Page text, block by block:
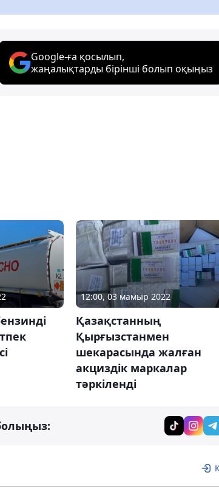
Google-ға қосылып,
жаңалықтарды бірінші болып оқыңыз
12:00, 03 мамыр 2022
Қазақстанның
Қырғызстанмен
шекарасында жалған
акциздік маркалар
тәркіленді